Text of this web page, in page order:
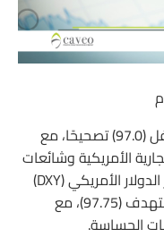
تراجع مؤشر الدولار الأمريكي (DXY) أسفل (97.0) تصحيحًا، مع
الأمريكية وشائعات
حول وجود ملفات خلافية كبيرة. مؤشر الدولار الأمريكي (DXY)
صاعد الاتجاه أعلى (94.06 – 93.81) يستهدف (97.75)، مع
الحساسة.